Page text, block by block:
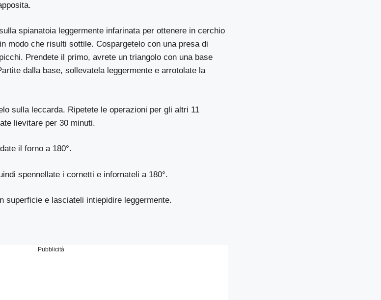
spianatoia leggermente infarinata per ottenere in cerchio
modo che risulti sottile. Cospargetelo con una presa di
Prendete il primo, avrete un triangolo con una base
dalla base, sollevatela leggermente e arrotolate la
sulla leccarda. Ripetete le operazioni per gli altri 11
lievitare per 30 minuti.
il forno a 180°.
spennellate i cornetti e infornateli a 180°.
superficie e lasciateli intiepidire leggermente.
Pubblicità